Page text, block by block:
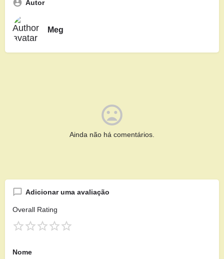
Autor
Meg
Ainda não há comentários.
Adicionar uma avaliação
Overall Rating
Nome